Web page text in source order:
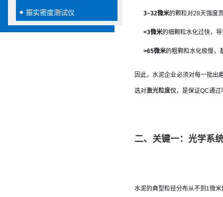
振实密度测试仪 3~32微米的颗粒对28天强度
<3微米的细颗粒水化过快，
>65微米的粗颗粒水化极慢，
因此，水泥企业必须对每一批出
选对激光粒度仪，是保证QC通
二、关键一：光学系
水泥的典型粒径分布从不到1微